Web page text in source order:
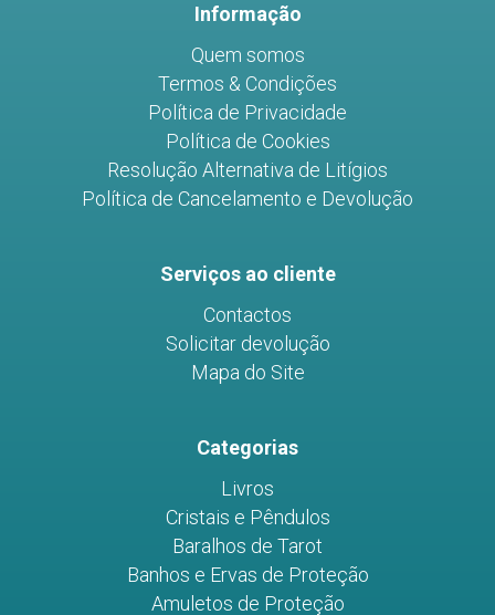
Informação
Quem somos
Termos & Condições
Política de Privacidade
Política de Cookies
Resolução Alternativa de Litígios
Política de Cancelamento e Devolução
Serviços ao cliente
Contactos
Solicitar devolução
Mapa do Site
Categorias
Livros
Cristais e Pêndulos
Baralhos de Tarot
Banhos e Ervas de Proteção
Amuletos de Proteção